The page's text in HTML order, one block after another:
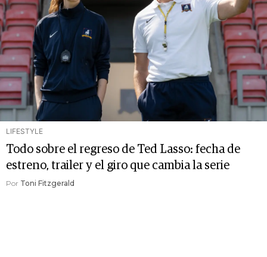
LIFESTYLE
Todo sobre el regreso de Ted Lasso: fecha de
estreno, trailer y el giro que cambia la serie
Por Toni Fitzgerald